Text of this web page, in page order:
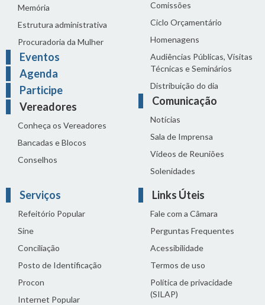
Memória
Estrutura administrativa
Procuradoria da Mulher
Eventos
Agenda
Participe
Vereadores
Conheça os Vereadores
Bancadas e Blocos
Conselhos
Comissões
Ciclo Orçamentário
Homenagens
Audiências Públicas, Visitas
Técnicas e Seminários
Distribuição do dia
Comunicação
Notícias
Sala de Imprensa
Vídeos de Reuniões
Solenidades
Serviços
Refeitório Popular
Sine
Conciliação
Posto de Identificação
Procon
Internet Popular
Links Úteis
Fale com a Câmara
Perguntas Frequentes
Acessibilidade
Termos de uso
Política de privacidade
(SILAP)